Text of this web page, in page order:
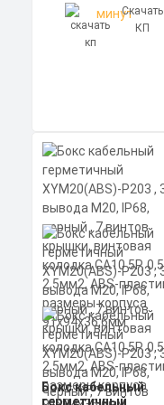
минутСкачать
КП
Бокс кабельный
герметичный